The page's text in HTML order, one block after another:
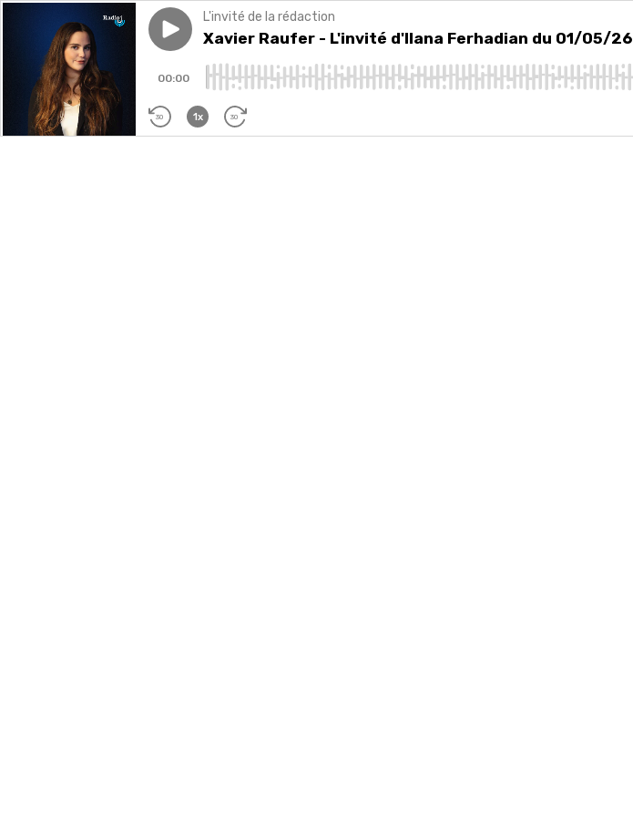
Play episodeXavier Raufer - L'invité d'Ilana Ferhadian du 01/05/26
L'invité de la rédaction
Xavier Raufer - L'invité d'Ilana Ferhadian du 01/05/26
00:00
30 1x 30